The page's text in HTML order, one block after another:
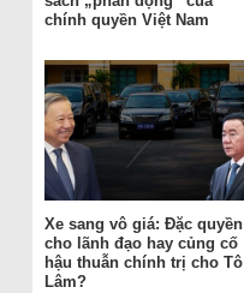
chính quyền Việt Nam
Xe sang vô giá: Đặc quyền
cho lãnh đạo hay củng cố
hậu thuẫn chính trị cho Tô
Lâm?